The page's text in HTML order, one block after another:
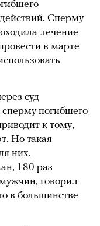
Сперму
лечение
в марте
суд
сперму погибшего
к тому,
Но такая
них.
180 раз
говорил
в большинстве